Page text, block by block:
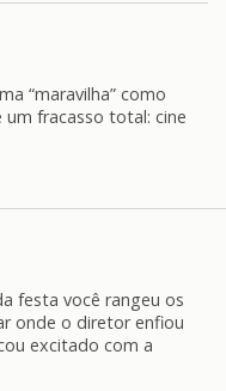
“maravilha” como
fracasso total: cine
festa você rangeu os
onde o diretor enfiou
excitado com a